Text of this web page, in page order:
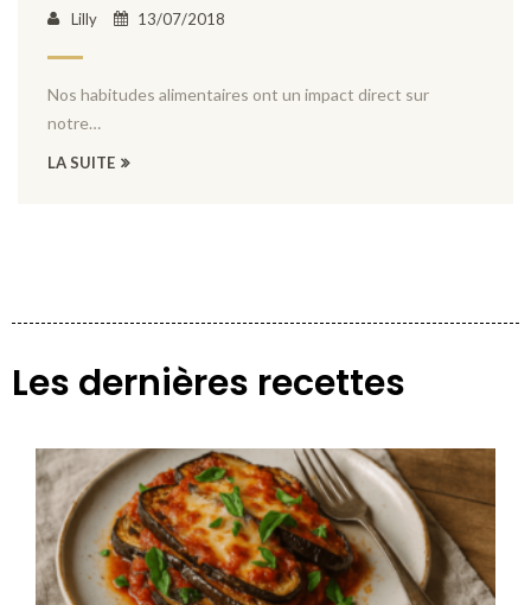
Lilly 13/07/2018
Nos habitudes alimentaires ont un impact direct sur
notre…
LA SUITE
Les dernières recettes